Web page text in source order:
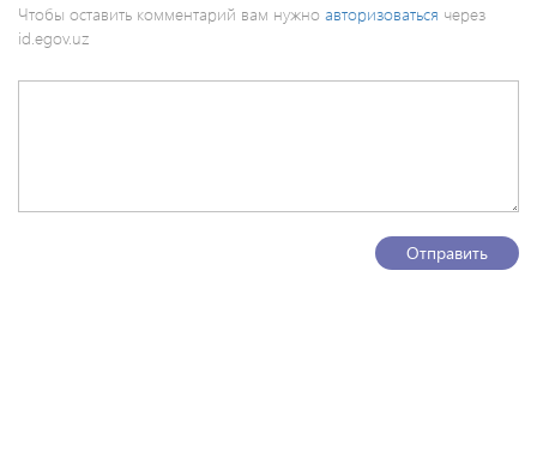
Чтобы оставить комментарий вам нужно авторизоваться через
id.egov.uz
Отправить